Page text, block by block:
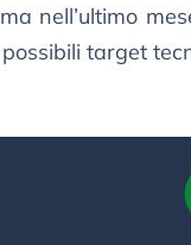
nell’ultimo
target